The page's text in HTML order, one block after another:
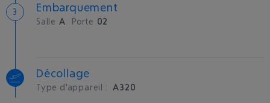
Embarquement
Salle A Porte 02
Décollage
Type d'appareil : A320